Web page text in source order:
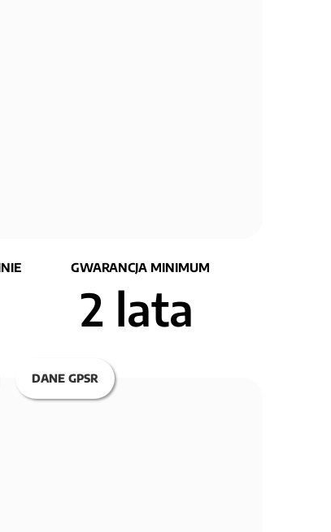
GWARANCJA MINIMUM
2 lata
DANE GPSR